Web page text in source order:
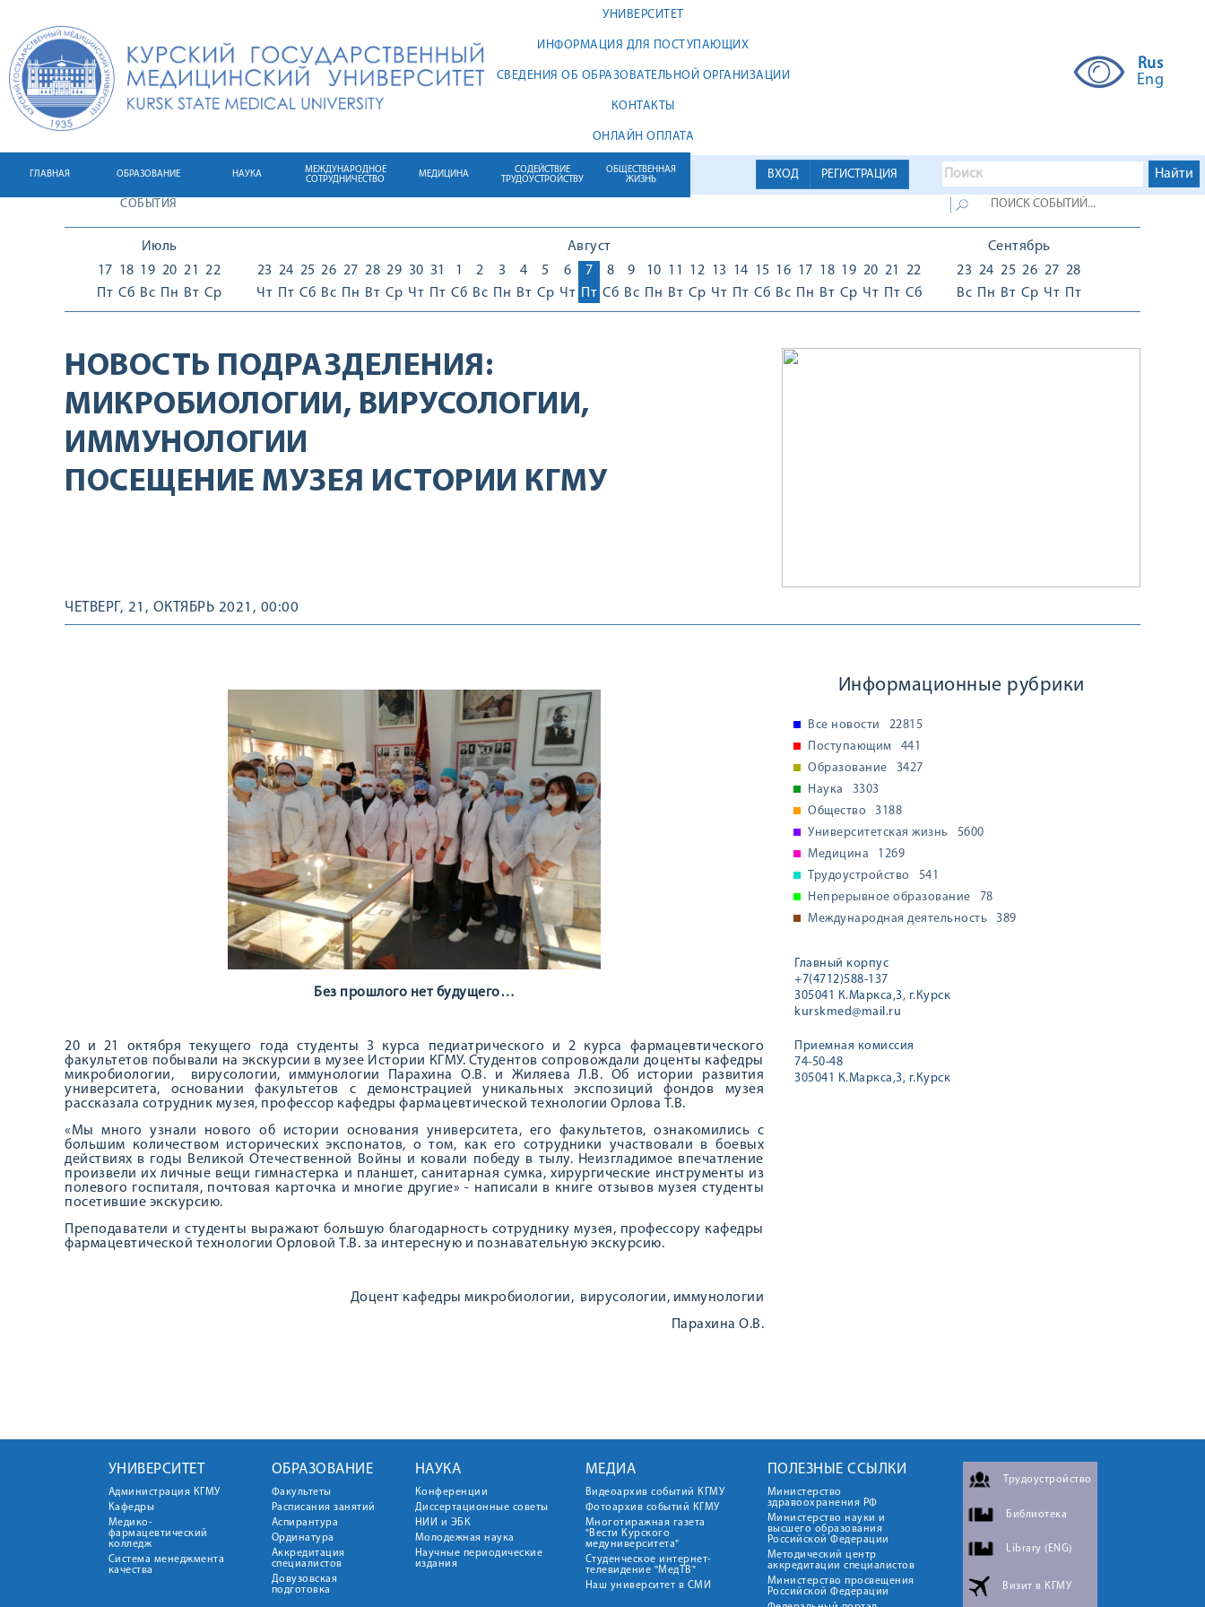
УНИВЕРСИТЕТ
ИНФОРМАЦИЯ ДЛЯ ПОСТУПАЮЩИХ
СВЕДЕНИЯ ОБ ОБРАЗОВАТЕЛЬНОЙ ОРГАНИЗАЦИИ
КОНТАКТЫ
ОНЛАЙН ОПЛАТА
Rus
Eng
ВХОД РЕГИСТРАЦИЯ
ГЛАВНАЯ ОБРАЗОВАНИЕ НАУКА
МЕЖДУНАРОДНОЕ
СОТРУДНИЧЕСТВО
МЕДИЦИНА
СОДЕЙСТВИЕ
ТРУДОУСТРОЙСТВУ
ОБЩЕСТВЕННАЯ
ЖИЗНЬ
СОБЫТИЯ
Июль
17
Пт
18
Сб
19
Вс
20
Пн
21
Вт
22
Ср
Август
23
Чт
24
Пт
25
Сб
26
Вс
27
Пн
28
Вт
29
Ср
30
Чт
31
Пт
1
Сб
2
Вс
3
Пн
4
Вт
5
Ср
6
Чт
7
Пт
8
Сб
9
Вс
10
Пн
11
Вт
12
Ср
13
Чт
14
Пт
15
Сб
16
Вс
17
Пн
18
Вт
19
Ср
20
Чт
21
Пт
22
Сб
Сентябрь
23
Вс
24
Пн
25
Вт
26
Ср
27
Чт
28
Пт
НОВОСТЬ ПОДРАЗДЕЛЕНИЯ:
МИКРОБИОЛОГИИ, ВИРУСОЛОГИИ,
ИММУНОЛОГИИ
ПОСЕЩЕНИЕ МУЗЕЯ ИСТОРИИ КГМУ
ЧЕТВЕРГ, 21, ОКТЯБРЬ 2021, 00:00
Без прошлого нет будущего…
20 и 21 октября текущего года студенты 3 курса педиатрического и 2 курса фармацевтического
факультетов побывали на экскурсии в музее Истории КГМУ. Студентов сопровождали доценты кафедры
микробиологии, вирусологии, иммунологии Парахина О.В. и Жиляева Л.В. Об истории развития
университета, основании факультетов с демонстрацией уникальных экспозиций фондов музея
рассказала сотрудник музея, профессор кафедры фармацевтической технологии Орлова Т.В.
«Мы много узнали нового об истории основания университета, его факультетов, ознакомились с
большим количеством исторических экспонатов, о том, как его сотрудники участвовали в боевых
действиях в годы Великой Отечественной Войны и ковали победу в тылу. Неизгладимое впечатление
произвели их личные вещи гимнастерка и планшет, санитарная сумка, хирургические инструменты из
полевого госпиталя, почтовая карточка и многие другие» - написали в книге отзывов музея студенты
посетившие экскурсию.
Преподаватели и студенты выражают большую благодарность сотруднику музея, профессору кафедры
фармацевтической технологии Орловой Т.В. за интересную и познавательную экскурсию.
Доцент кафедры микробиологии, вирусологии, иммунологии
Парахина О.В.
Информационные рубрики
Все новости
22815
Поступающим
441
Образование
3427
Наука
3303
Общество
3188
Университетская жизнь
5600
Медицина
1269
Трудоустройство
541
Непрерывное образование
78
Международная деятельность
389
Главный корпус
+7(4712)588-137
305041 К.Маркса,3, г.Курск
kurskmed@mail.ru
Приемная комиссия
74-50-48
305041 К.Маркса,3, г.Курск
УНИВЕРСИТЕТ
Администрация КГМУ
Кафедры
Медико-
фармацевтический
колледж
Система менеджмента
качества
ОБРАЗОВАНИЕ
Факультеты
Расписания занятий
Аспирантура
Ординатура
Аккредитация
специалистов
Довузовская
подготовка
НАУКА
Конференции
Диссертационные советы
НИИ и ЭБК
Молодежная наука
Научные периодические
издания
МЕДИА
Видеоархив событий КГМУ
Фотоархив событий КГМУ
Многотиражная газета
"Вести Курского
медуниверситета"
Студенческое интернет-
телевидение "МедТВ"
Наш университет в СМИ
ПОЛЕЗНЫЕ ССЫЛКИ
Министерство
здравоохранения РФ
Министерство науки и
высшего образования
Российской Федерации
Методический центр
аккредитации специалистов
Министерство просвещения
Российской Федерации
Трудоустройство
Библиотека
Library (ENG)
Визит в КГМУ